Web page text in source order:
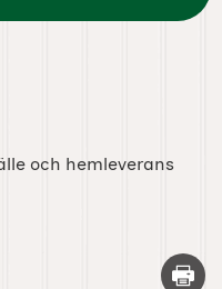
och hemleverans
Skriv